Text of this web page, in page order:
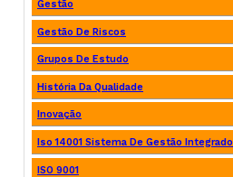
Gestão
Gestão De Riscos
Grupos De Estudo
História Da Qualidade
Inovação
Iso 14001 Sistema De Gestão Integrado
ISO 9001